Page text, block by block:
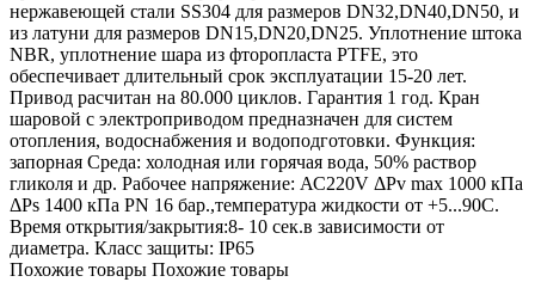
нержавеющей стали SS304 для размеров DN32,DN40,DN50, и
из латуни для размеров DN15,DN20,DN25. Уплотнение штока
NBR, уплотнение шара из фторопласта PTFE, это
обеспечивает длительный срок эксплуатации 15-20 лет.
Привод расчитан на 80.000 циклов. Гарантия 1 год. Кран
шаровой с электроприводом предназначен для систем
отопления, водоснабжения и водоподготовки. Функция:
запорная Среда: холодная или горячая вода, 50% раствор
гликоля и др. Рабочее напряжение: АС220V ΔPv max 1000 кПа
ΔPs 1400 кПа PN 16 бар.,температура жидкости от +5...90C.
Время открытия/закрытия:8- 10 сек.в зависимости от
диаметра. Класс защиты: IP65
Похожие товары Похожие товары